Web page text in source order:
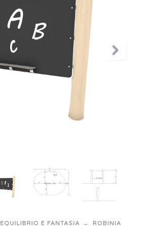
EQUILIBRIO E FANTASIA ROBINIA